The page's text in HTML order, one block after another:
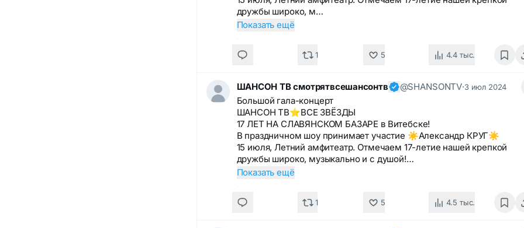
дружбы широко, м…
Показать ещё
1 5 4.4 тыс.
ШАНСОН ТВ смотрятвсешансонтв @SHANSONTV·3 июл 2024
Большой гала-концерт
ШАНСОН ТВ⭐️ВСЕ ЗВЁЗДЫ
17 ЛЕТ НА СЛАВЯНСКОМ БАЗАРЕ в Витебске!
В праздничном шоу принимает участие ☀️Александр КРУГ☀️
15 июля, Летний амфитеатр. Отмечаем 17-летие нашей крепкой
дружбы широко, музыкально и с душой!…
Показать ещё
1 5 4.5 тыс.